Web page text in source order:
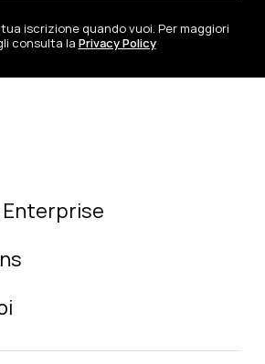
iscrizione quando vuoi. Per maggiori
consulta la Privacy Policy